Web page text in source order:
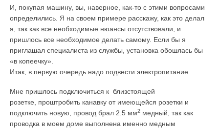
И, покупая машину, вы, наверное, как-то с этими вопросами
определились. Я на своем примере расскажу, как это делал
я, так как все необходимые нюансы отсутствовали, и
пришлось все необходимое делать самому. Если бы я
приглашал специалиста из службы, установка обошлась бы
«в копеечку».
Итак, в первую очередь надо подвести электропитание.
Мне пришлось подключиться к близстоящей
розетке, проштробить канавку от имеющейся розетки и
подключить новую, провод брал 2.5 мм2 медный, так как
проводка в моем доме выполнена именно медным